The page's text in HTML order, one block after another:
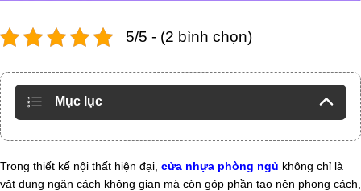
5/5 - (2 bình chọn)
Mục lục
Trong thiết kế nội thất hiện đại, cửa nhựa phòng ngủ không chỉ là
vật dụng ngăn cách không gian mà còn góp phần tạo nên phong cách,